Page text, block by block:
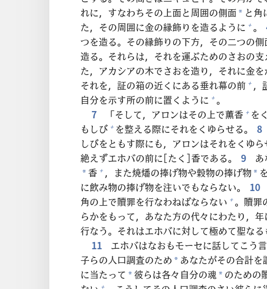
れに，すなわちその上面と周囲の側面 * と角
た，その周囲に金の縁飾りを造るように + 。
つを造る。その縁飾りの下方，その二つの側
造る。それらは，それを運ぶためのさおの支
た，アカシアの木でさおを造り，それに金
それを， 証の箱の近くにある垂れ幕の前 + ，
自分を示す所の前に置くように + 。
7
「そして，アロンはその上で薫香 + を
もしび + を整える際にそれをくゆらせる。 8
しびをともす際にも，アロンはそれをくゆ
絶えずエホバの前に[たく]香である。 9
* 香 + ，また焼燔の捧げ物や穀物の捧げ物*
に飲み物の捧げ物を注いでもならない。 10
角の上で贖罪を行なわねばならない + 。 贖罪
らかをもって，あなた方の代々にわたり， 年
行なう。それはエホバに対して極めて聖なる
11
エホバはなおもモーセに話してこう言
子らの人口調査のため * あなたがその合計を
に当たって * 彼らは各々 自分の魂* のための
+